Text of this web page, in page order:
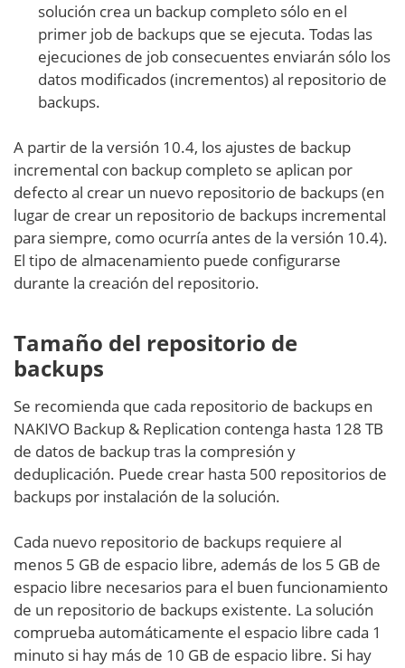
solución crea un backup completo sólo en el
primer job de backups que se ejecuta. Todas las
ejecuciones de job consecuentes enviarán sólo los
datos modificados (incrementos) al repositorio de
backups.
A partir de la versión 10.4, los ajustes de backup
incremental con backup completo se aplican por
defecto al crear un nuevo repositorio de backups (en
lugar de crear un repositorio de backups incremental
para siempre, como ocurría antes de la versión 10.4).
El tipo de almacenamiento puede configurarse
durante la creación del repositorio.
Tamaño del repositorio de
backups
Se recomienda que cada repositorio de backups en
NAKIVO Backup & Replication contenga hasta 128 TB
de datos de backup tras la compresión y
deduplicación. Puede crear hasta 500 repositorios de
backups por instalación de la solución.
Cada nuevo repositorio de backups requiere al
menos 5 GB de espacio libre, además de los 5 GB de
espacio libre necesarios para el buen funcionamiento
de un repositorio de backups existente. La solución
comprueba automáticamente el espacio libre cada 1
minuto si hay más de 10 GB de espacio libre. Si hay